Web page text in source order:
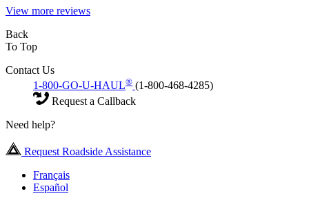
View more reviews
Back
To Top
Contact Us
1-800-GO-U-HAUL® (1-800-468-4285)
Request a Callback
Need help?
Request Roadside Assistance
Français
Español